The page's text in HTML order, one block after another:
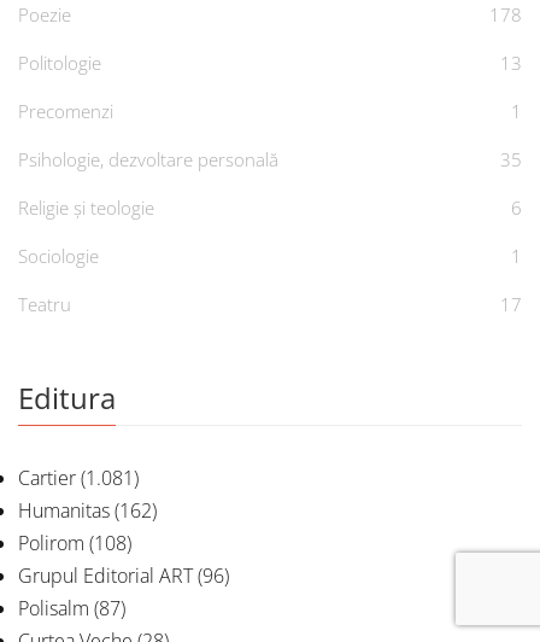
Poezie
178
Politologie
13
Precomenzi
1
Psihologie, dezvoltare personală
35
Religie și teologie
6
Sociologie
1
Teatru
17
Editura
Cartier(1.081)
Humanitas(162)
Polirom (108)
Grupul Editorial ART(96)
Polisalm (87)